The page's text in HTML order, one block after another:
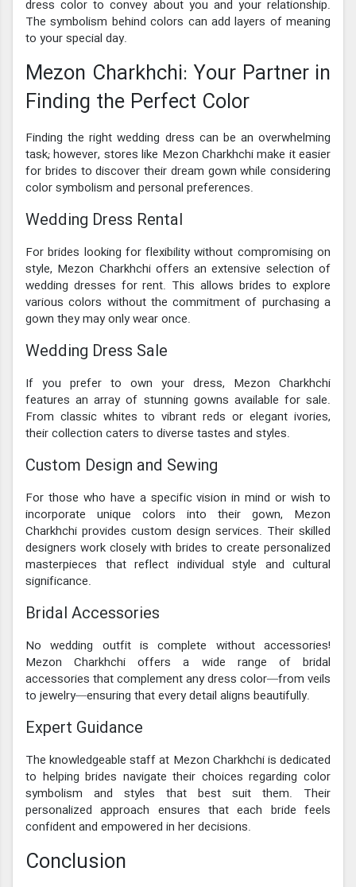
dress color to convey about you and your relationship.
The symbolism behind colors can add layers of meaning
to your special day.
Mezon Charkhchi: Your Partner in
Finding the Perfect Color
Finding the right wedding dress can be an overwhelming
task; however, stores like Mezon Charkhchi make it easier
for brides to discover their dream gown while considering
color symbolism and personal preferences.
Wedding Dress Rental
For brides looking for flexibility without compromising on
style, Mezon Charkhchi offers an extensive selection of
wedding dresses for rent. This allows brides to explore
various colors without the commitment of purchasing a
gown they may only wear once.
Wedding Dress Sale
If you prefer to own your dress, Mezon Charkhchi
features an array of stunning gowns available for sale.
From classic whites to vibrant reds or elegant ivories,
their collection caters to diverse tastes and styles.
Custom Design and Sewing
For those who have a specific vision in mind or wish to
incorporate unique colors into their gown, Mezon
Charkhchi provides custom design services. Their skilled
designers work closely with brides to create personalized
masterpieces that reflect individual style and cultural
significance.
Bridal Accessories
No wedding outfit is complete without accessories!
Mezon Charkhchi offers a wide range of bridal
accessories that complement any dress color—from veils
to jewelry—ensuring that every detail aligns beautifully.
Expert Guidance
The knowledgeable staff at Mezon Charkhchi is dedicated
to helping brides navigate their choices regarding color
symbolism and styles that best suit them. Their
personalized approach ensures that each bride feels
confident and empowered in her decisions.
Conclusion